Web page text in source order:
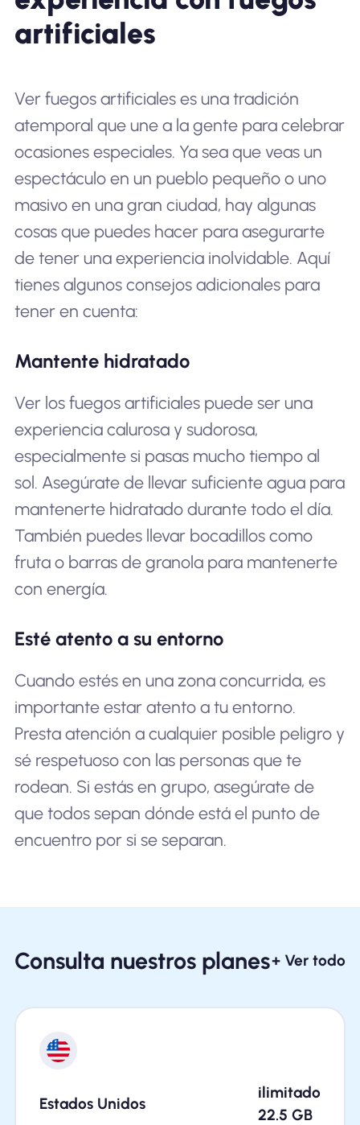
artificiales
Ver fuegos artificiales es una tradición
atemporal que une a la gente para celebrar
ocasiones especiales. Ya sea que veas un
espectáculo en un pueblo pequeño o uno
masivo en una gran ciudad, hay algunas
cosas que puedes hacer para asegurarte
de tener una experiencia inolvidable. Aquí
tienes algunos consejos adicionales para
tener en cuenta:
Mantente hidratado
Ver los fuegos artificiales puede ser una
experiencia calurosa y sudorosa,
especialmente si pasas mucho tiempo al
sol. Asegúrate de llevar suficiente agua para
mantenerte hidratado durante todo el día.
También puedes llevar bocadillos como
fruta o barras de granola para mantenerte
con energía.
Esté atento a su entorno
Cuando estés en una zona concurrida, es
importante estar atento a tu entorno.
Presta atención a cualquier posible peligro y
sé respetuoso con las personas que te
rodean. Si estás en grupo, asegúrate de
que todos sepan dónde está el punto de
encuentro por si se separan.
Consulta nuestros planes+ Ver todo
Estados Unidos
ilimitado
22.5 GB